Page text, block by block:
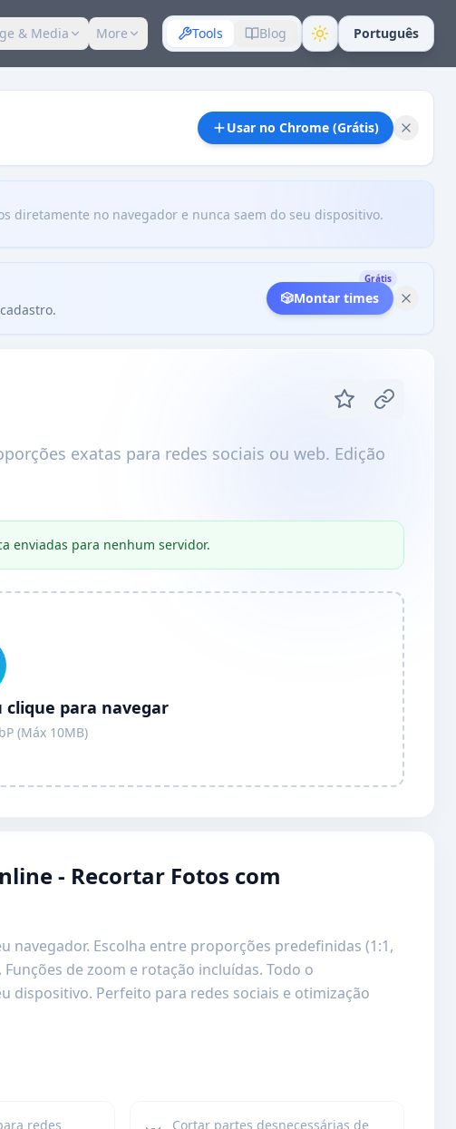
& Media More Tools Blog Português
Usar no Chrome (Grátis)
diretamente no navegador e nunca saem do seu dispositivo.
Grátis
🎲Montar times
exatas para redes sociais ou web. Edição
enviadas para nenhum servidor.
clique para navegar
(Máx 10MB)
- Recortar Fotos com
navegador. Escolha entre proporções predefinidas (1:1,
de zoom e rotação incluídas. Todo o
Perfeito para redes sociais e otimização
redes
Cortar partes desnecessárias de